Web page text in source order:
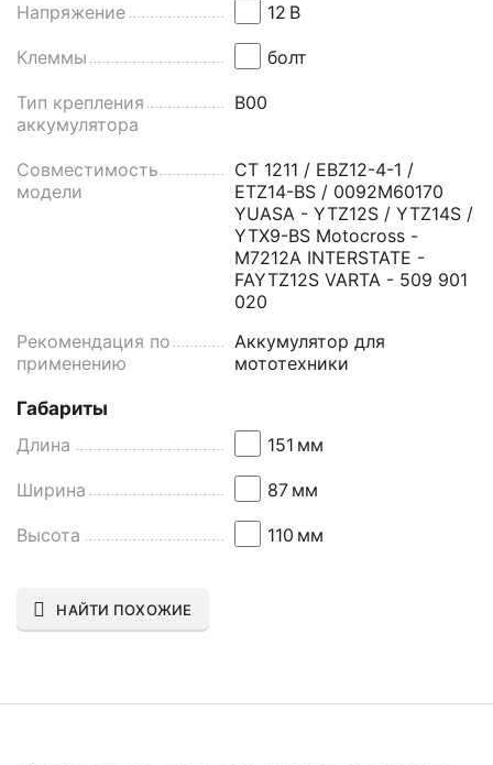
Напряжение
12 В
Клеммы болт
Тип крепления
аккумулятора
B00
Совместимость
модели
СТ 1211 / EBZ12-4-1 /
ETZ14-BS / 0092M60170
YUASA - YTZ12S / YTZ14S /
YTX9-BS Motocross -
M7212A INTERSTATE -
FAYTZ12S VARTA - 509 901
020
Рекомендация по
применению
Аккумулятор для
мототехники
Габариты
Длина
151 мм
Ширина 87 мм
Высота 110 мм
НАЙТИ ПОХОЖИЕ